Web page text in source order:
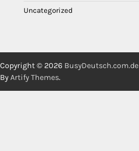
Uncategorized
Copyright © 2026 BusyDeutsch.com.de
By Artify Themes.